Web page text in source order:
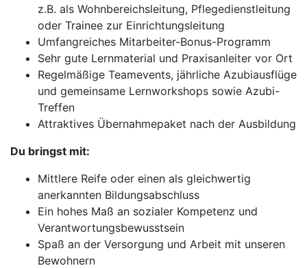
z.B. als Wohnbereichsleitung, Pflegedienstleitung
oder Trainee zur Einrichtungsleitung
Umfangreiches Mitarbeiter-Bonus-Programm
Sehr gute Lernmaterial und Praxisanleiter vor Ort
Regelmäßige Teamevents, jährliche Azubiausflüge
und gemeinsame Lernworkshops sowie Azubi-
Treffen
Attraktives Übernahmepaket nach der Ausbildung
Du bringst mit:
Mittlere Reife oder einen als gleichwertig
anerkannten Bildungsabschluss
Ein hohes Maß an sozialer Kompetenz und
Verantwortungsbewusstsein
Spaß an der Versorgung und Arbeit mit unseren
Bewohnern